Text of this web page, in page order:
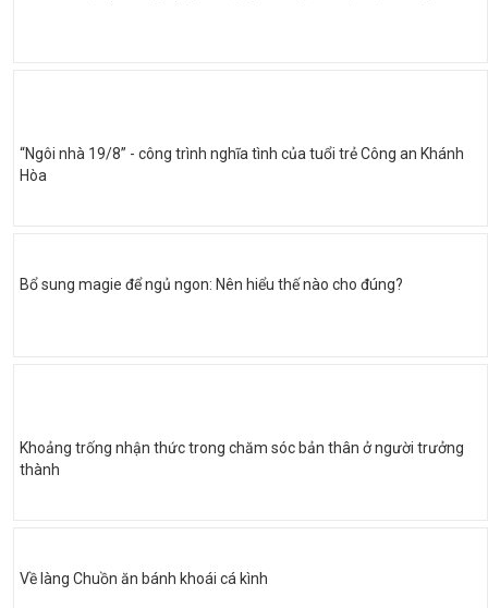
“Ngôi nhà 19/8” - công trình nghĩa tình của tuổi trẻ Công an Khánh
Hòa
Bổ sung magie để ngủ ngon: Nên hiểu thế nào cho đúng?
Khoảng trống nhận thức trong chăm sóc bản thân ở người trưởng
thành
Về làng Chuồn ăn bánh khoái cá kình